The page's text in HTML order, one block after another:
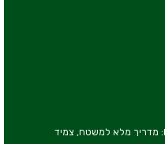
איך מקימים עמדת עבודה מוגנת ESD: מדריך מלא למשטח, צמיד